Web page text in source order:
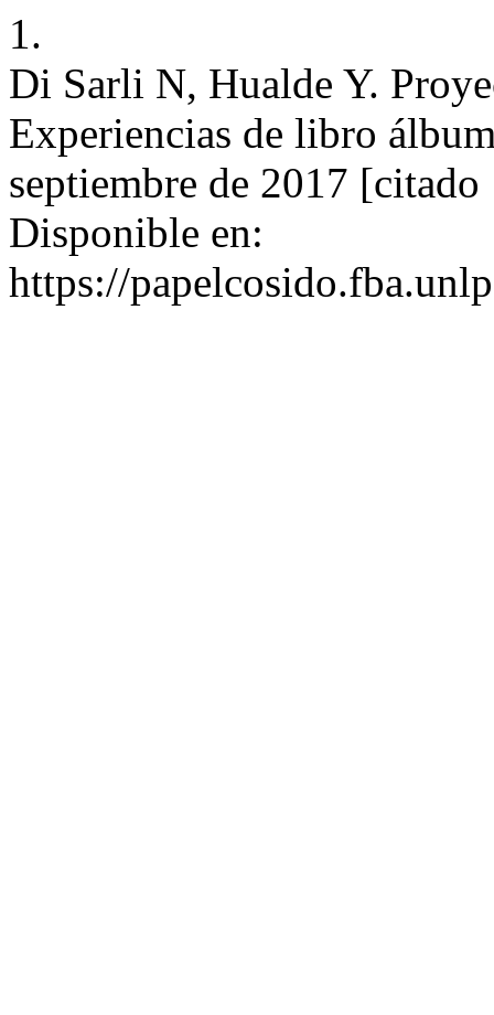
1.
Di Sarli N, Hualde Y.
Experiencias de libro
septiembre de 2017
Disponible en:
https://